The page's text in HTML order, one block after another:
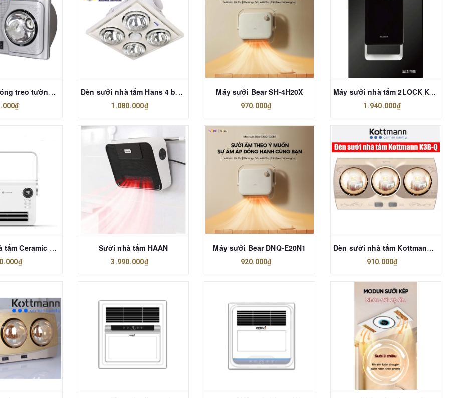
Đèn sưởi 2 bóng treo tường Hans H2B Đèn sưởi nhà tắm Hans 4 bóng H4B176
1.080.000₫
Máy sưởi Bear SH-4H20X
970.000₫
Máy sưởi nhà tắm 2LOCK KOREA
1.940.000₫
Máy sưởi nhà tắm Ceramic Lumias H08B Sưởi nhà tắm HAAN
3.990.000₫
Máy sưởi Bear DNQ-E20N1
920.000₫
Đèn sưởi nhà tắm Kottmann K3B-Q
910.000₫